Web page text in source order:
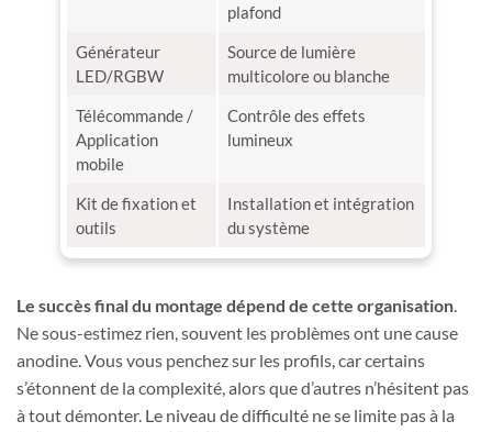
plafond
Générateur
LED/RGBW
Source de lumière
multicolore ou blanche
Télécommande /
Application
mobile
Contrôle des effets
lumineux
Kit de fixation et
outils
Installation et intégration
du système
Le succès final du montage dépend de cette organisation.
Ne sous-estimez rien, souvent les problèmes ont une cause
anodine. Vous vous penchez sur les profils, car certains
s’étonnent de la complexité, alors que d’autres n’hésitent pas
à tout démonter. Le niveau de difficulté ne se limite pas à la